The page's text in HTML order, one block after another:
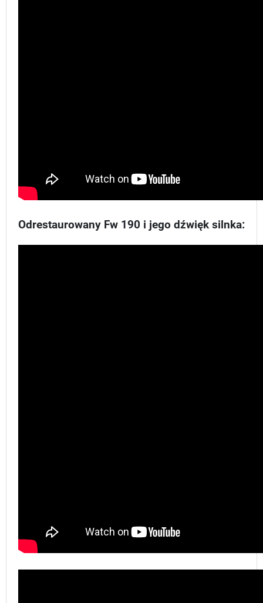
Odrestaurowany Fw 190 i jego dźwięk silnka: